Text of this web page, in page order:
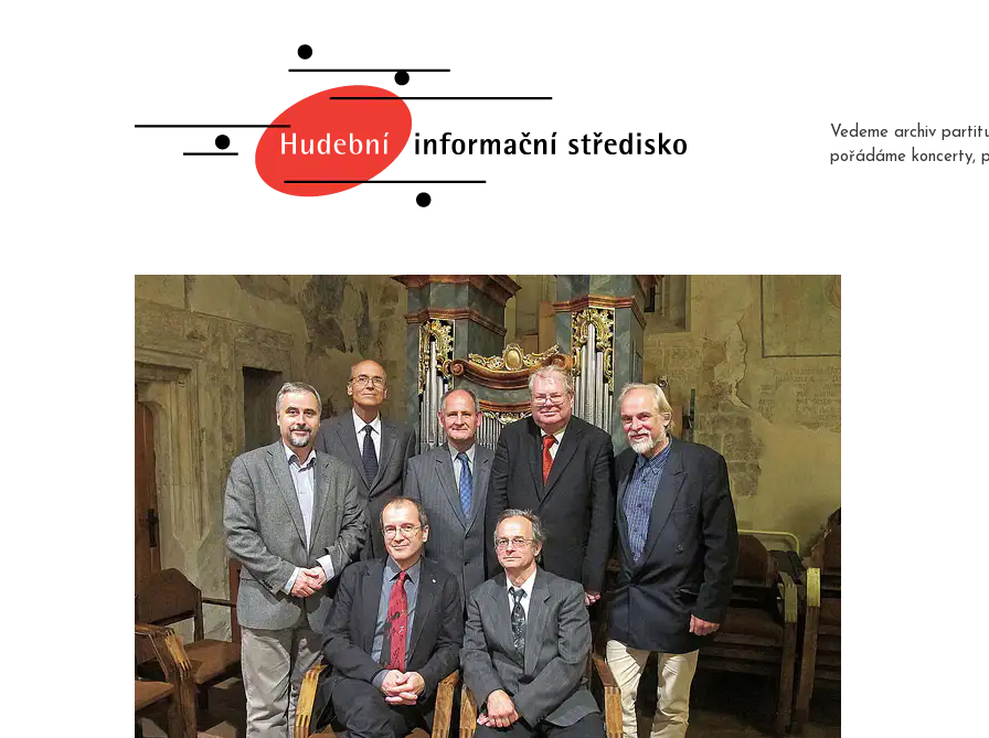
Vedeme archiv
pořádáme koncerty,